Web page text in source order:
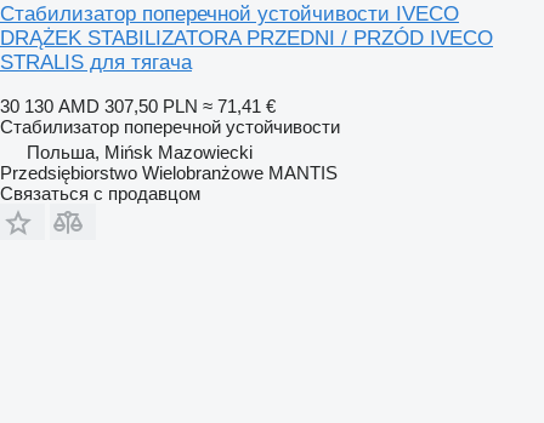
Стабилизатор поперечной устойчивости IVECO
DRĄŻEK STABILIZATORA PRZEDNI / PRZÓD IVECO
STRALIS для тягача
30 130 AMD 307,50 PLN ≈ 71,41 €
Стабилизатор поперечной устойчивости
Польша, Mińsk Mazowiecki
Przedsiębiorstwo Wielobranżowe MANTIS
Связаться с продавцом